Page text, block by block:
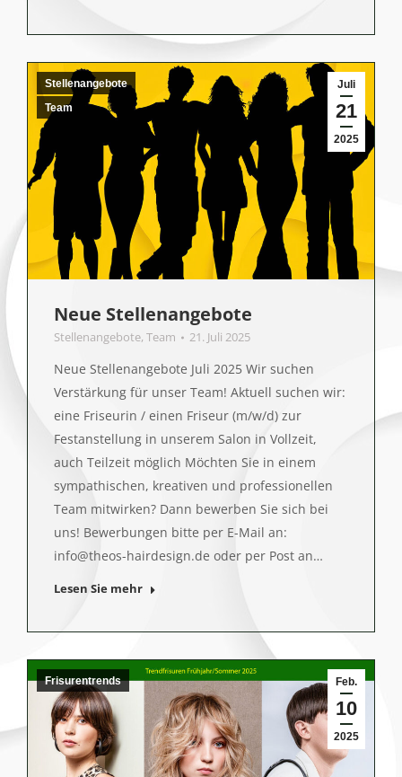
Juli
21
2025
Stellenangebote
Team
Neue Stellenangebote
Stellenangebote, Team 21. Juli 2025
Neue Stellenangebote Juli 2025 Wir suchen
Verstärkung für unser Team! Aktuell suchen wir:
eine Friseurin / einen Friseur (m/w/d) zur
Festanstellung in unserem Salon in Vollzeit,
auch Teilzeit möglich Möchten Sie in einem
sympathischen, kreativen und professionellen
Team mitwirken? Dann bewerben Sie sich bei
uns! Bewerbungen bitte per E-Mail an:
info@theos-hairdesign.de oder per Post an…
Lesen Sie mehr
Feb.
10
2025
Frisurentrends